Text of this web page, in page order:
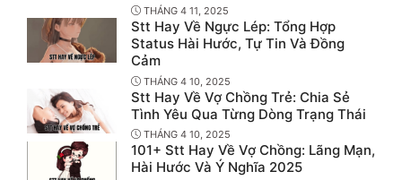
THÁNG 4 11, 2025
Stt Hay Về Ngực Lép: Tổng Hợp
Status Hài Hước, Tự Tin Và Đồng
Cảm
THÁNG 4 10, 2025
Stt Hay Về Vợ Chồng Trẻ: Chia Sẻ
Tình Yêu Qua Từng Dòng Trạng Thái
THÁNG 4 10, 2025
101+ Stt Hay Về Vợ Chồng: Lãng Mạn,
Hài Hước Và Ý Nghĩa 2025